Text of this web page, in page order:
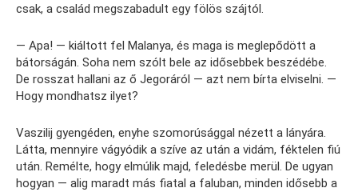
csak, a család megszabadult egy fölös szájtól.
— Apa! — kiáltott fel Malanya, és maga is meglepődött a
bátorságán. Soha nem szólt bele az idősebbek beszédébe.
De rosszat hallani az ő Jegoráról — azt nem bírta elviselni. —
Hogy mondhatsz ilyet?
Vaszilij gyengéden, enyhe szomorúsággal nézett a lányára.
Látta, mennyire vágyódik a szíve az után a vidám, féktelen fiú
után. Remélte, hogy elmúlik majd, feledésbe merül. De ugyan
hogyan — alig maradt más fiatal a faluban, minden idősebb a